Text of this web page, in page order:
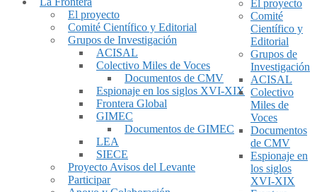
El proyecto
Comité Científico y Editorial
Grupos de Investigación
ACISAL
Colectivo Miles de Voces
Documentos de CMV
Espionaje en los siglos XVI-XIX
Frontera Global
GIMEC
Documentos de GIMEC
LEA
SIECE
Proyecto Avisos del Levante
Participar
El proyecto
Comité
Científico y
Editorial
Grupos de
Investigación
ACISAL
Colectivo
Miles de
Voces
Documentos
de CMV
Espionaje en
los siglos
XVI-XIX